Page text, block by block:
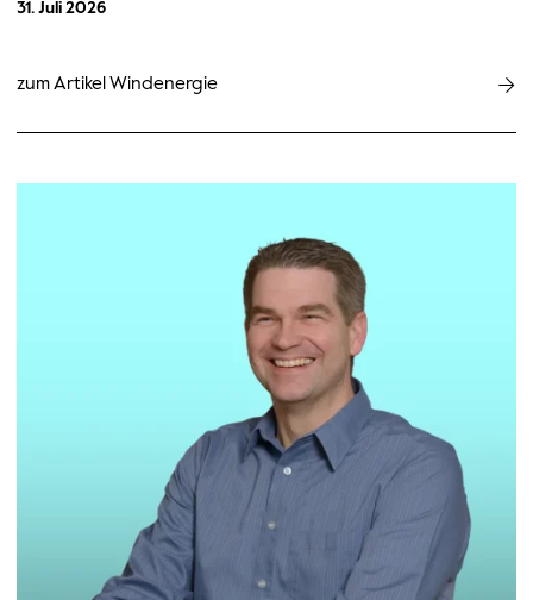
31. Juli 2026
zum Artikel Windenergie